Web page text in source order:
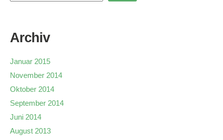
Archiv
Januar 2015
November 2014
Oktober 2014
September 2014
Juni 2014
August 2013